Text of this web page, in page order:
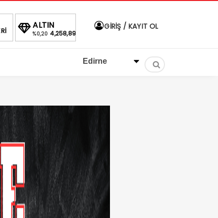
DOLAR
40,0479
EURO ALTIN
GİRİŞ / KAYIT OL